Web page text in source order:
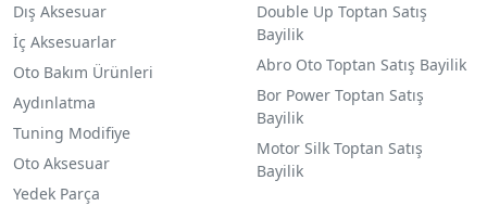
Dış Aksesuar
İç Aksesuarlar
Oto Bakım Ürünleri
Aydınlatma
Tuning Modifiye
Oto Aksesuar
Yedek Parça
Double Up Toptan Satış
Bayilik
Abro Oto Toptan Satış Bayilik
Bor Power Toptan Satış
Bayilik
Motor Silk Toptan Satış
Bayilik